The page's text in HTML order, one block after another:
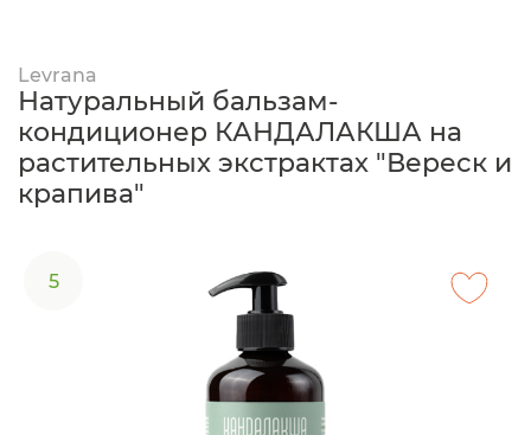
Levrana
Натуральный бальзам-
кондиционер КАНДАЛАКША на
растительных экстрактах "Вереск и
крапива"
5